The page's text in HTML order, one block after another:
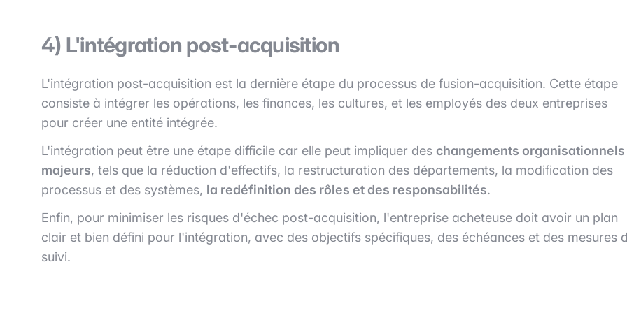
4) L'intégration post-acquisition
L'intégration post-acquisition est la dernière étape du processus de fusion-acquisition. Cette étape
consiste à intégrer les opérations, les finances, les cultures, et les employés des deux entreprises
pour créer une entité intégrée.
L'intégration peut être une étape difficile car elle peut impliquer des changements organisationnels
majeurs, tels que la réduction d'effectifs, la restructuration des départements, la modification des
processus et des systèmes, la redéfinition des rôles et des responsabilités.
Enfin, pour minimiser les risques d'échec post-acquisition, l'entreprise acheteuse doit avoir un plan
clair et bien défini pour l'intégration, avec des objectifs spécifiques, des échéances et des mesures
suivi.